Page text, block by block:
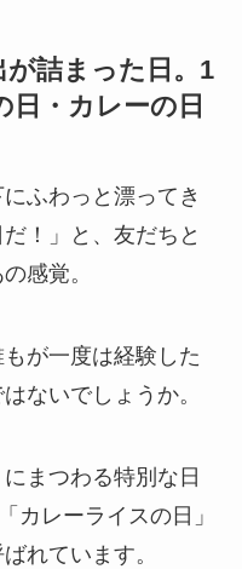
が詰まった日。1
日・カレーの日
ふわっと漂ってき
！」と、友だちと
感覚。
が一度は経験した
ないでしょうか。
まつわる特別な日
カレーライスの日」
れています。